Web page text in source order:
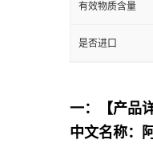
有效物质含量
是否进口
一：【产品
中文名称：